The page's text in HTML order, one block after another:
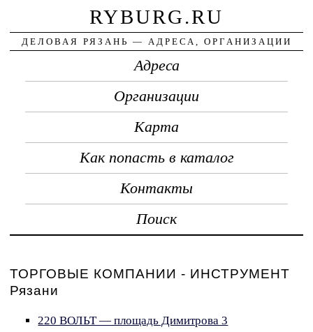
RYBURG.RU
ДЕЛОВАЯ РЯЗАНЬ — АДРЕСА, ОРГАНИЗАЦИИ
Адреса
Организации
Карта
Как попасть в каталог
Контакты
Поиск
ТОРГОВЫЕ КОМПАНИИ - ИНСТРУМЕНТ
Рязани
220 ВОЛЬТ — площадь Димитрова 3